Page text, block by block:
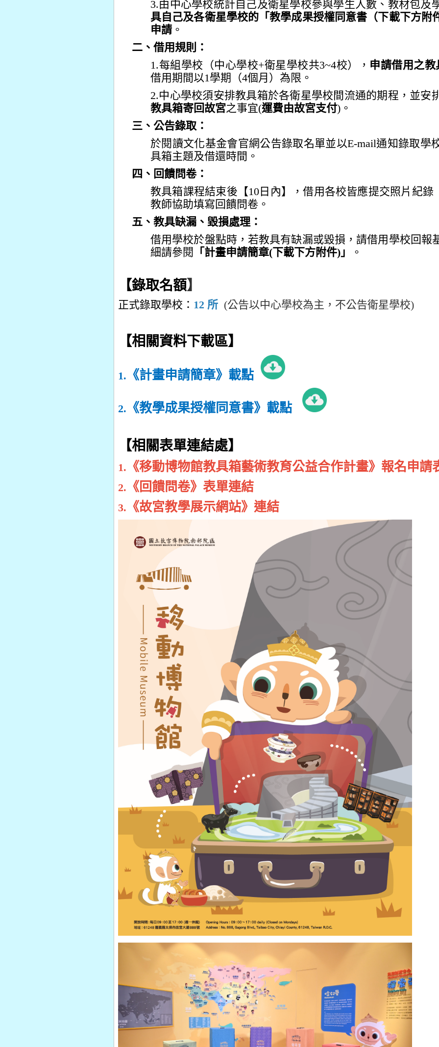
3.由中心學校統計自己及衛星學校參與學生人數、教材包及
具自己及各衛星學校的「教學成果授權同意書（下載下方附
申請 。
二、借用規則：
1.每組學校（中心學校+衛星學校共3~4校）， 申請借用之
借用期間以1學期（4個月）為限。
2.中心學校須安排教具箱於各衛星學校間流通的期程，並安
教具箱寄回故宮之事宜(運費由故宮支付)。
三、公告錄取：
於閱讀文化基金會官網公告錄取名單並以E-mail通知錄取學
具箱主題及借還時間。
四、回饋問卷：
教具箱課程結束後【10日內】，借用各校皆應提交照片紀錄
教師協助填寫回饋問卷。
五、教具缺漏、毀損處理：
借用學校於盤點時，若教具有缺漏或毀損，請借用學校回報
細請參閱
「計畫申請簡章(下載下方附件)」 。
【錄取名額】
正式錄取學校： 12 所 (公告以中心學校為主，不公告衛星學校)
【相關資料下載區】
1. 《計畫申請簡章》載點
2. 《教學成果授權同意書》載點
【相關表單連結處】
1. 《移動博物館教具箱藝術教育公益合作計畫》報名申請
2. 《回饋問卷》表單連結
3. 《故宮教學展示網站》 連結